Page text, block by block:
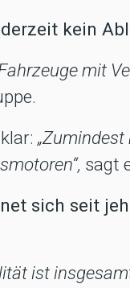
kein
mit
„Zumindest
sagt
sich seit
ist